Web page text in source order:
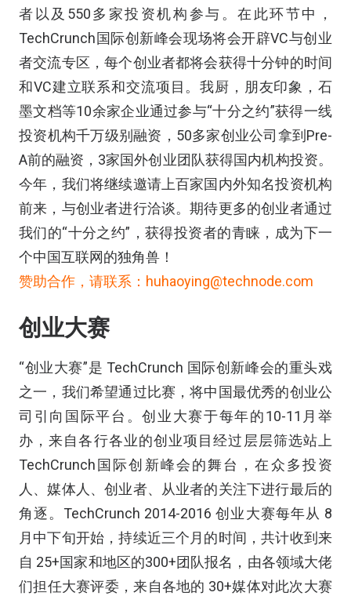
者以及550多家投资机构参与。在此环节中，
TechCrunch国际创新峰会现场将会开辟VC与创业
者交流专区，每个创业者都将会获得十分钟的时间
和VC建立联系和交流项目。我厨，朋友印象，石
墨文档等10余家企业通过参与“十分之约”获得一线
投资机构千万级别融资，50多家创业公司拿到Pre-
A前的融资，3家国外创业团队获得国内机构投资。
今年，我们将继续邀请上百家国内外知名投资机构
前来，与创业者进行洽谈。期待更多的创业者通过
我们的“十分之约”，获得投资者的青睐，成为下一
个中国互联网的独角兽！
赞助合作，请联系：huhaoying@technode.com
创业大赛
“创业大赛”是 TechCrunch 国际创新峰会的重头戏
之一，我们希望通过比赛，将中国最优秀的创业公
司引向国际平台。创业大赛于每年的10-11月举
办，来自各行各业的创业项目经过层层筛选站上
TechCrunch国际创新峰会的舞台，在众多投资
人、媒体人、创业者、从业者的关注下进行最后的
角逐。TechCrunch 2014-2016 创业大赛每年从 8
月中下旬开始，持续近三个月的时间，共计收到来
自 25+国家和地区的300+团队报名，由各领域大佬
们担任大赛评委，来自各地的 30+媒体对此次大赛